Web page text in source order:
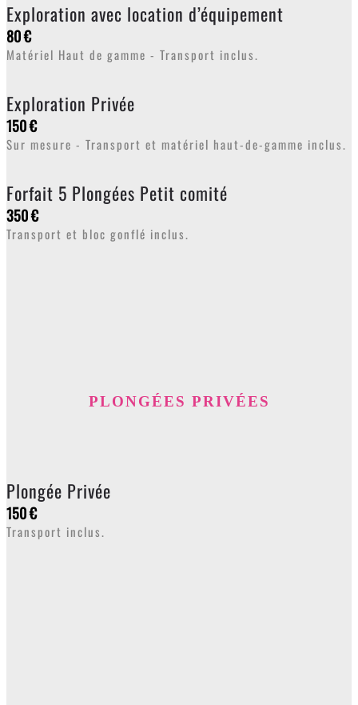
Exploration avec location d’équipement
80 €
Matériel Haut de gamme - Transport inclus.
Exploration Privée
150 €
Sur mesure - Transport et matériel haut-de-gamme inclus.
Forfait 5 Plongées Petit comité
350 €
Transport et bloc gonflé inclus.
PLONGÉES PRIVÉES
Plongée Privée
150 €
Transport inclus.